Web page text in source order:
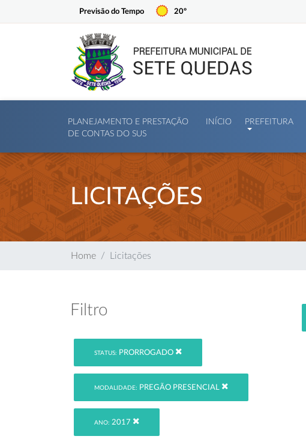
Previsão do Tempo 20º
PLANEJAMENTO E PRESTAÇÃO
DE CONTAS DO SUS
INÍCIO PREFEITURA
LICITAÇÕES
Home Licitações
Filtro
STATUS: PRORROGADO
MODALIDADE: PREGÃO PRESENCIAL
ANO: 2017